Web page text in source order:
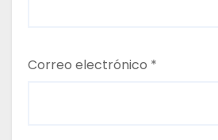
Correo electrónico *